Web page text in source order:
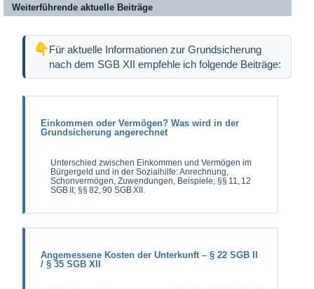
Weiterführende aktuelle Beiträge
Für aktuelle Informationen zur Grundsicherung
nach dem SGB XII empfehle ich folgende Beiträge:
Einkommen oder Vermögen? Was wird in der
Grundsicherung angerechnet
Unterschied zwischen Einkommen und Vermögen im
Bürgergeld und in der Sozialhilfe: Anrechnung,
Schonvermögen, Zuwendungen, Beispiele; §§ 11, 12
SGB II; §§ 82, 90 SGB XII.
Angemessene Kosten der Unterkunft – § 22 SGB II
/ § 35 SGB XII